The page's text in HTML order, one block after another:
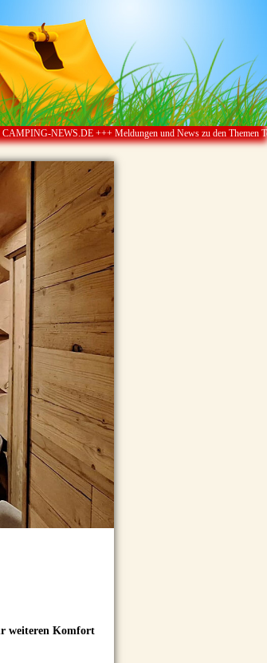
NEWS.DE +++ Meldungen und News zu den Themen Touristik
weiteren Komfort